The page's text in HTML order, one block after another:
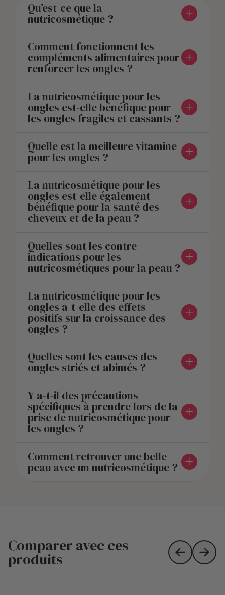
Qu’est-ce que la
nutricosmétique ?
Comment fonctionnent les
compléments alimentaires pour
renforcer les ongles ?
La nutricosmétique pour les
ongles est-elle bénéfique pour
les ongles fragiles et cassants ?
Quelle est la meilleure vitamine
pour les ongles ?
La nutricosmétique pour les
ongles est-elle également
bénéfique pour la santé des
cheveux et de la peau ?
Quelles sont les contre-
indications pour les
nutricosmétiques pour la peau ?
La nutricosmétique pour les
ongles a-t-elle des effets
positifs sur la croissance des
ongles ?
Quelles sont les causes des
ongles striés et abimés ?
Y a-t-il des précautions
spécifiques à prendre lors de la
prise de nutricosmétique pour
les ongles ?
Comment retrouver une belle
peau avec un nutricosmétique ?
Comparer avec ces
produits Skip toSkip